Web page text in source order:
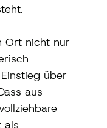
Ort nicht nur
über
aus
als